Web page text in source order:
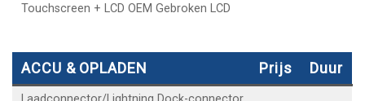
Touchscreen + LCD OEM Gebroken LCD
ACCU & OPLADEN Prijs Duur